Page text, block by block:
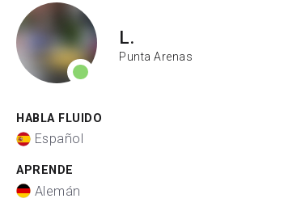
L.
Punta Arenas
HABLA FLUIDO
Español
APRENDE
Alemán